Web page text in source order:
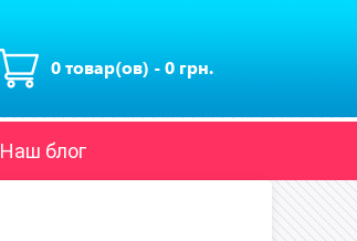
0 товар(ов) - 0 грн.
Наш блог